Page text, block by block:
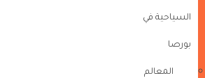
السياحية في
بورصا
المعالم